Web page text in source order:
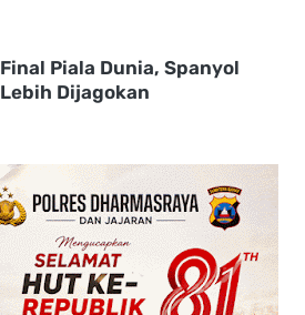
Final Piala Dunia, Spanyol
Lebih Dijagokan